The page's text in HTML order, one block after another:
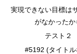
実現できない目標は
がなかったか
テスト２
#5192 (タイト